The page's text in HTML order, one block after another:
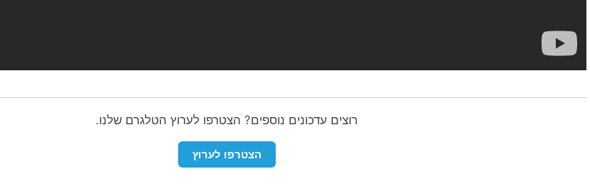
רוצים עדכונים נוספים? הצטרפו לערוץ הטלגרם שלנו.
הצטרפו לערוץ